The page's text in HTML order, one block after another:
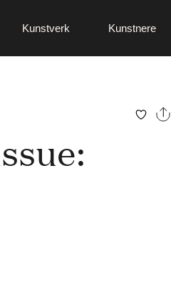
Kunstverk Kunstnere